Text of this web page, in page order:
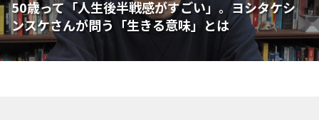
50歳って「人生後半戦感がすごい」。ヨシタケシ
ンスケさんが問う「生きる意味」とは